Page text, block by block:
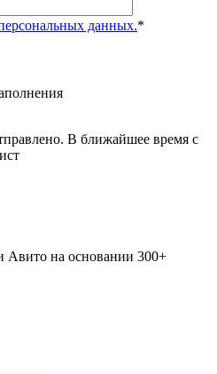
данных.*
В ближайшее время с
Авито на основании 300+